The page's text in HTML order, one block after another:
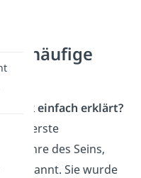
— häufige
einfach erklärt?
als „erste
Lehre des Seins,
genannt. Sie wurde